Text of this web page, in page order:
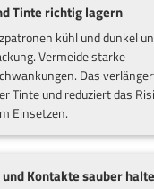
Tinte richtig lagern
kühl und dunkel
Vermeide starke
Das
Tinte und reduziert das
Einsetzen.
Kontakte sauber